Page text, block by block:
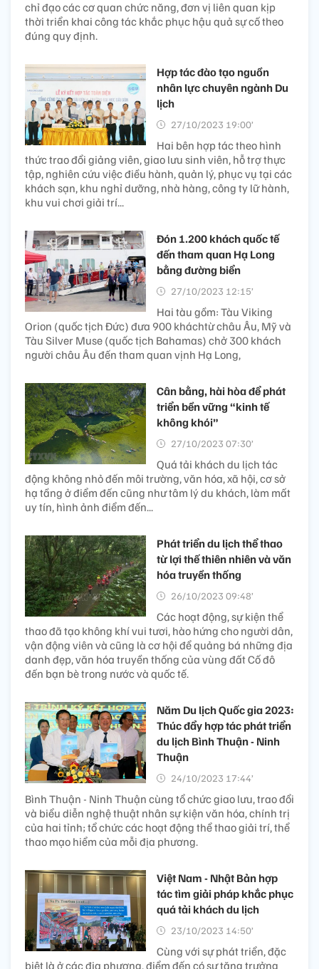
chỉ đạo các cơ quan chức năng, đơn vị liên quan kịp
thời triển khai công tác khắc phục hậu quả sự cố theo
đúng quy định.
Hợp tác đào tạo nguồn
nhân lực chuyên ngành Du
lịch
27/10/2023 19:00’
Hai bên hợp tác theo hình
thức trao đổi giảng viên, giao lưu sinh viên, hỗ trợ thực
tập, nghiên cứu việc điều hành, quản lý, phục vụ tại các
khách sạn, khu nghỉ dưỡng, nhà hàng, công ty lữ hành,
khu vui chơi giải trí...
Đón 1.200 khách quốc tế
đến tham quan Hạ Long
bằng đường biển
27/10/2023 12:15’
Hai tàu gồm: Tàu Viking
Orion (quốc tịch Đức) đưa 900 kháchtừ châu Âu, Mỹ và
Tàu Silver Muse (quốc tịch Bahamas) chở 300 khách
người châu Âu đến tham quan vịnh Hạ Long,
Cân bằng, hài hòa để phát
triển bền vững “kinh tế
không khói”
27/10/2023 07:30’
Quá tải khách du lịch tác
động không nhỏ đến môi trường, văn hóa, xã hội, cơ sở
hạ tầng ở điểm đến cũng như tâm lý du khách, làm mất
uy tín, hình ảnh điểm đến...
Phát triển du lịch thể thao
từ lợi thế thiên nhiên và văn
hóa truyền thống
26/10/2023 09:48’
Các hoạt động, sự kiện thể
thao đã tạo không khí vui tươi, hào hứng cho người dân,
vận động viên và cũng là cơ hội để quảng bá những địa
danh đẹp, văn hóa truyền thống của vùng đất Cố đô
đến bạn bè trong nước và quốc tế.
Năm Du lịch Quốc gia 2023:
Thúc đẩy hợp tác phát triển
du lịch Bình Thuận - Ninh
Thuận
24/10/2023 17:44’
Bình Thuận - Ninh Thuận cùng tổ chức giao lưu, trao đổi
và biểu diễn nghệ thuật nhân sự kiện văn hóa, chính trị
của hai tỉnh; tổ chức các hoạt động thể thao giải trí, thể
thao mạo hiểm của mỗi địa phương.
Việt Nam - Nhật Bản hợp
tác tìm giải pháp khắc phục
quá tải khách du lịch
23/10/2023 14:50’
Cùng với sự phát triển, đặc
biệt là ở các địa phương, điểm đến có sự tăng trưởng